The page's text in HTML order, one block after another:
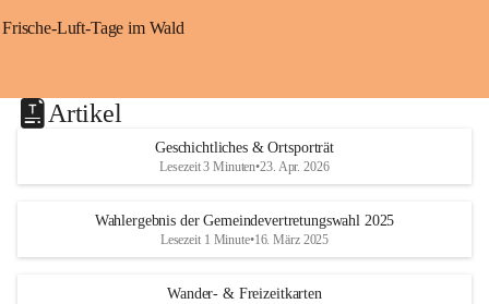
Frische-Luft-Tage im Wald
Artikel
Geschichtliches & Ortsporträt
Lesezeit 3 Minuten•23. Apr. 2026
Wahlergebnis der Gemeindevertretungswahl 2025
Lesezeit 1 Minute•16. März 2025
Wander- & Freizeitkarten